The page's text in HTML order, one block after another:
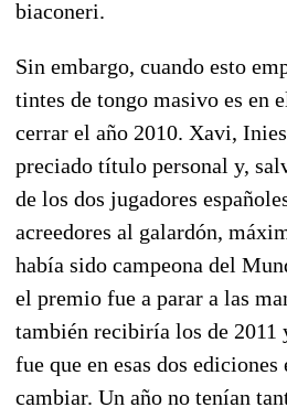
biaconeri.
Sin embargo, cuando esto
tintes de tongo masivo es en
cerrar el año 2010. Xavi,
preciado título personal y,
de los dos jugadores
acreedores al galardón,
había sido campeona del
el premio fue a parar a las
también recibiría los de 2011
fue que en esas dos
cambiar. Un año no tenían